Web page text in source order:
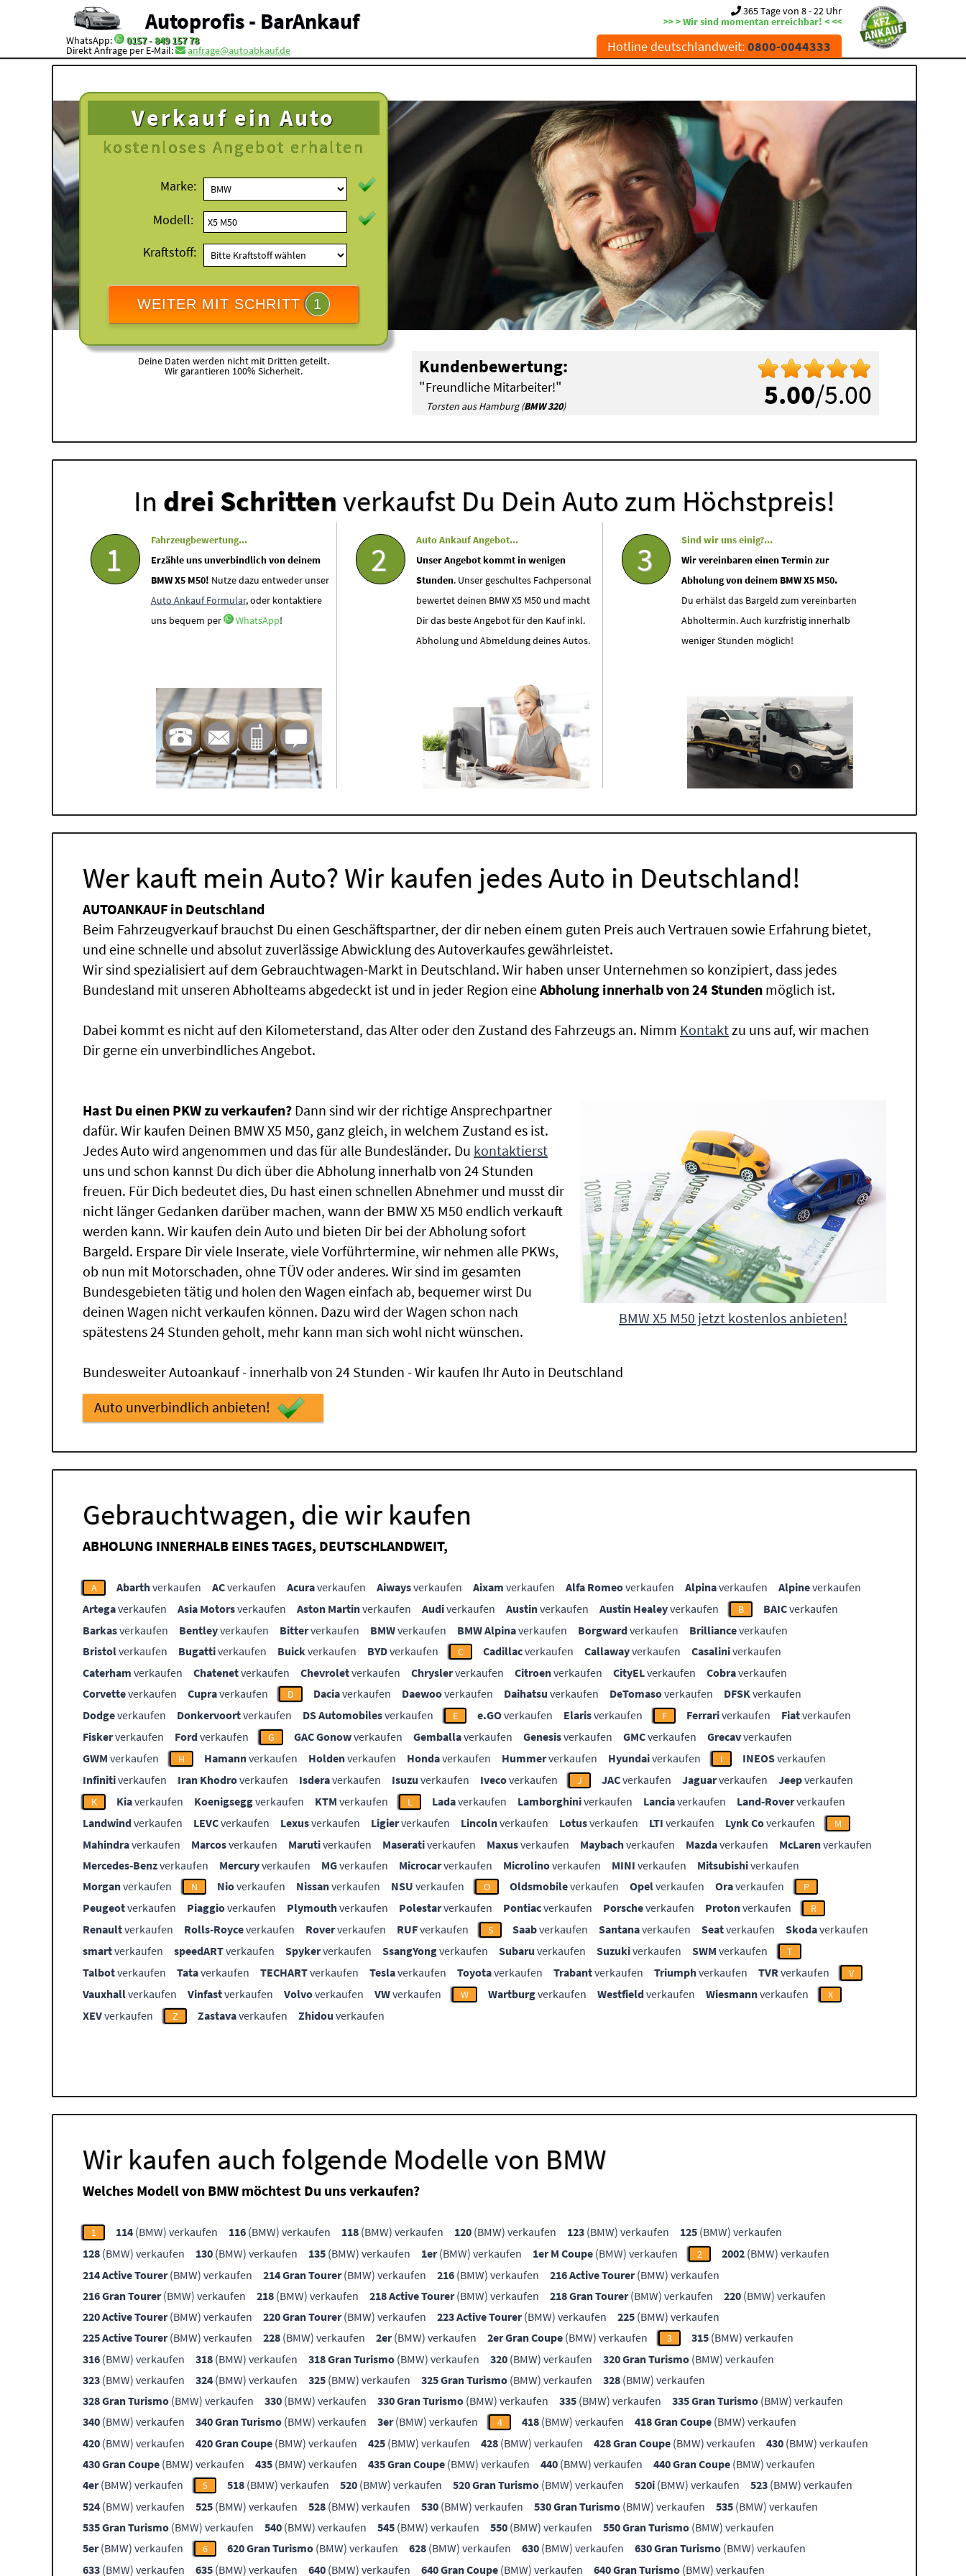
Autoprofis - BarAnkauf
WhatsApp: 0157 - 849 157 78
Direkt Anfrage per E-Mail: anfrage@autoabkauf.de
365 Tage von 8 - 22 Uhr
>> > Wir sind momentan erreichbar! < <<
Hotline deutschlandweit:0800-0044333
Verkauf ein Auto
kostenloses Angebot erhalten
Marke:
Modell:
Kraftstoff:
WEITER MIT SCHRITT 1
Deine Daten werden nicht mit Dritten geteilt.
Wir garantieren 100% Sicherheit.
5.00/5.00
Kundenbewertung:
"Freundliche Mitarbeiter!"
Torsten aus Hamburg (BMW 320)
In drei Schrittenverkaufst Du Dein Auto zum Höchstpreis!
1
Fahrzeugbewertung...
Erzähle uns unverbindlich von deinem
BMW X5 M50! Nutze dazu entweder unser
Auto Ankauf Formular, oder kontaktiere
uns bequem per
WhatsApp!
2
Auto Ankauf Angebot...
Unser Angebot kommt in wenigen
Stunden. Unser geschultes Fachpersonal
bewertet deinen BMW X5 M50 und macht
Dir das beste Angebot für den Kauf inkl.
Abholung und Abmeldung deines Autos.
3
Sind wir uns einig?...
Wir vereinbaren einen Termin zur
Abholung von deinem BMW X5 M50.
Du erhälst das Bargeld zum vereinbarten
Abholtermin. Auch kurzfristig innerhalb
weniger Stunden möglich!
Wer kauft mein Auto? Wir kaufen jedes Auto in Deutschland!
AUTOANKAUF in Deutschland
Beim Fahrzeugverkauf brauchst Du einen Geschäftspartner, der dir neben einem guten Preis auch Vertrauen sowie Erfahrung bietet,
und eine schnelle und absolut zuverlässige Abwicklung des Autoverkaufes gewährleistet.
Wir sind spezialisiert auf dem Gebrauchtwagen-Markt in Deutschland. Wir haben unser Unternehmen so konzipiert, dass jedes
Bundesland mit unseren Abholteams abgedeckt ist und in jeder Region eineAbholung innerhalb von 24 Stunden möglich ist.
Dabei kommt es nicht auf den Kilometerstand, das Alter oder den Zustand des Fahrzeugs an. Nimm Kontaktzu uns auf, wir machen
Dir gerne ein unverbindliches Angebot.
BMW X5 M50 jetzt kostenlos anbieten!
Hast Du einen PKW zu verkaufen? Dann sind wir der richtige Ansprechpartner
dafür. Wir kaufen Deinen BMW X5 M50, ganz gleich, in welchem Zustand es ist.
Jedes Auto wird angenommen und das für alle Bundesländer. Du kontaktierst
uns und schon kannst Du dich über die Abholung innerhalb von 24 Stunden
freuen. Für Dich bedeutet dies, Du hast einen schnellen Abnehmer und musst dir
nicht länger Gedanken darüber machen, wann der BMW X5 M50 endlich verkauft
werden kann. Wir kaufen dein Auto und bieten Dir bei der Abholung sofort
Bargeld. Erspare Dir viele Inserate, viele Vorführtermine, wir nehmen alle PKWs,
ob nun mit Motorschaden, ohne TÜV oder anderes. Wir sind im gesamten
Bundesgebieten tätig und holen den Wagen einfach ab, bequemer wirst Du
deinen Wagen nicht verkaufen können. Dazu wird der Wagen schon nach
spätestens 24 Stunden geholt, mehr kann man sich wohl nicht wünschen.
Bundesweiter Autoankauf - innerhalb von 24 Stunden - Wir kaufen Ihr Auto in Deutschland
Auto unverbindlich anbieten!
Gebrauchtwagen, die wir kaufen
ABHOLUNG INNERHALB EINES TAGES, DEUTSCHLANDWEIT,
A Abarthverkaufen ACverkaufen Acuraverkaufen Aiwaysverkaufen Aixam verkaufen Alfa Romeoverkaufen Alpinaverkaufen Alpineverkaufen
Artegaverkaufen Asia Motorsverkaufen Aston Martinverkaufen Audiverkaufen Austinverkaufen Austin Healeyverkaufen B BAICverkaufen
Barkasverkaufen Bentleyverkaufen Bitterverkaufen BMWverkaufen BMW Alpinaverkaufen Borgwardverkaufen Brillianceverkaufen
Bristolverkaufen Bugattiverkaufen Buickverkaufen BYDverkaufen C Cadillacverkaufen Callawayverkaufen Casaliniverkaufen
Caterham verkaufen Chatenetverkaufen Chevroletverkaufen Chryslerverkaufen Citroenverkaufen CityELverkaufen Cobraverkaufen
Corvetteverkaufen Cupraverkaufen D Daciaverkaufen Daewooverkaufen Daihatsu verkaufen DeTomasoverkaufen DFSKverkaufen
Dodgeverkaufen Donkervoortverkaufen DS Automobilesverkaufen E e.GOverkaufen Elarisverkaufen F Ferrariverkaufen Fiatverkaufen
Fiskerverkaufen Fordverkaufen G GAC Gonowverkaufen Gemballaverkaufen Genesisverkaufen GMCverkaufen Grecavverkaufen
GWM verkaufen H Hamannverkaufen Holdenverkaufen Hondaverkaufen Hummerverkaufen Hyundaiverkaufen I INEOSverkaufen
Infinitiverkaufen Iran Khodroverkaufen Isderaverkaufen Isuzu verkaufen Ivecoverkaufen J JACverkaufen Jaguarverkaufen Jeepverkaufen
K Kiaverkaufen Koenigseggverkaufen KTM verkaufen L Ladaverkaufen Lamborghiniverkaufen Lanciaverkaufen Land-Roververkaufen
Landwindverkaufen LEVCverkaufen Lexusverkaufen Ligierverkaufen Lincolnverkaufen Lotusverkaufen LTI verkaufen Lynk Coverkaufen M
Mahindraverkaufen Marcosverkaufen Marutiverkaufen Maserativerkaufen Maxusverkaufen Maybachverkaufen Mazdaverkaufen McLarenverkaufen
Mercedes-Benzverkaufen Mercuryverkaufen MGverkaufen Microcarverkaufen Microlinoverkaufen MINI verkaufen Mitsubishiverkaufen
Morganverkaufen N Nioverkaufen Nissanverkaufen NSU verkaufen O Oldsmobileverkaufen Opelverkaufen Oraverkaufen P
Peugeotverkaufen Piaggioverkaufen Plymouthverkaufen Polestarverkaufen Pontiacverkaufen Porscheverkaufen Protonverkaufen R
Renaultverkaufen Rolls-Royceverkaufen Roververkaufen RUFverkaufen S Saabverkaufen Santanaverkaufen Seatverkaufen Skodaverkaufen
smartverkaufen speedARTverkaufen Spykerverkaufen SsangYongverkaufen Subaru verkaufen Suzukiverkaufen SWM verkaufen T
Talbotverkaufen Tataverkaufen TECHARTverkaufen Teslaverkaufen Toyotaverkaufen Trabantverkaufen Triumphverkaufen TVRverkaufen V
Vauxhallverkaufen Vinfastverkaufen Volvoverkaufen VWverkaufen W Wartburgverkaufen Westfieldverkaufen Wiesmannverkaufen X
XEVverkaufen Z Zastavaverkaufen Zhidou verkaufen
Wir kaufen auch folgende Modelle von BMW
Welches Modell von BMW möchtest Du uns verkaufen?
1 114 (BMW) verkaufen 116 (BMW) verkaufen 118 (BMW) verkaufen 120 (BMW) verkaufen 123 (BMW) verkaufen 125 (BMW) verkaufen
128 (BMW) verkaufen 130 (BMW) verkaufen 135 (BMW) verkaufen 1er(BMW) verkaufen 1er M Coupe (BMW) verkaufen 2 2002 (BMW) verkaufen
214 Active Tourer(BMW) verkaufen 214 Gran Tourer(BMW) verkaufen 216 (BMW) verkaufen 216 Active Tourer(BMW) verkaufen
216 Gran Tourer(BMW) verkaufen 218 (BMW) verkaufen 218 Active Tourer(BMW) verkaufen 218 Gran Tourer(BMW) verkaufen 220 (BMW) verkaufen
220 Active Tourer(BMW) verkaufen 220 Gran Tourer(BMW) verkaufen 223 Active Tourer(BMW) verkaufen 225 (BMW) verkaufen
225 Active Tourer(BMW) verkaufen 228 (BMW) verkaufen 2er(BMW) verkaufen 2er Gran Coupe (BMW) verkaufen 3 315 (BMW) verkaufen
316 (BMW) verkaufen 318 (BMW) verkaufen 318 Gran Turismo (BMW) verkaufen 320 (BMW) verkaufen 320 Gran Turismo (BMW) verkaufen
323 (BMW) verkaufen 324 (BMW) verkaufen 325 (BMW) verkaufen 325 Gran Turismo (BMW) verkaufen 328 (BMW) verkaufen
328 Gran Turismo (BMW) verkaufen 330 (BMW) verkaufen 330 Gran Turismo (BMW) verkaufen 335 (BMW) verkaufen 335 Gran Turismo (BMW) verkaufen
340 (BMW) verkaufen 340 Gran Turismo (BMW) verkaufen 3er(BMW) verkaufen 4 418 (BMW) verkaufen 418 Gran Coupe (BMW) verkaufen
420 (BMW) verkaufen 420 Gran Coupe (BMW) verkaufen 425 (BMW) verkaufen 428 (BMW) verkaufen 428 Gran Coupe (BMW) verkaufen 430 (BMW) verkaufen
430 Gran Coupe (BMW) verkaufen 435 (BMW) verkaufen 435 Gran Coupe (BMW) verkaufen 440 (BMW) verkaufen 440 Gran Coupe (BMW) verkaufen
4er(BMW) verkaufen 5 518 (BMW) verkaufen 520 (BMW) verkaufen 520 Gran Turismo (BMW) verkaufen 520i (BMW) verkaufen 523 (BMW) verkaufen
524 (BMW) verkaufen 525 (BMW) verkaufen 528 (BMW) verkaufen 530 (BMW) verkaufen 530 Gran Turismo (BMW) verkaufen 535 (BMW) verkaufen
535 Gran Turismo (BMW) verkaufen 540 (BMW) verkaufen 545 (BMW) verkaufen 550 (BMW) verkaufen 550 Gran Turismo (BMW) verkaufen
5er(BMW) verkaufen 6 620 Gran Turismo (BMW) verkaufen 628 (BMW) verkaufen 630 (BMW) verkaufen 630 Gran Turismo (BMW) verkaufen
633 (BMW) verkaufen 635 (BMW) verkaufen 640 (BMW) verkaufen 640 Gran Coupe (BMW) verkaufen 640 Gran Turismo (BMW) verkaufen